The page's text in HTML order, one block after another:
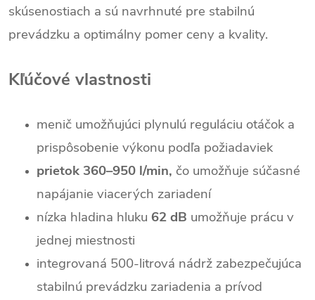
skúsenostiach a sú navrhnuté pre stabilnú
prevádzku a optimálny pomer ceny a kvality.
Kľúčové vlastnosti
menič umožňujúci plynulú reguláciu otáčok a
prispôsobenie výkonu podľa požiadaviek
prietok 360–950 l/min, čo umožňuje súčasné
napájanie viacerých zariadení
nízka hladina hluku 62 dB umožňuje prácu v
jednej miestnosti
integrovaná 500-litrová nádrž zabezpečujúca
stabilnú prevádzku zariadenia a prívod